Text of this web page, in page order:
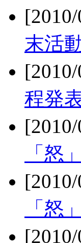
末活
程発
「怒
「怒